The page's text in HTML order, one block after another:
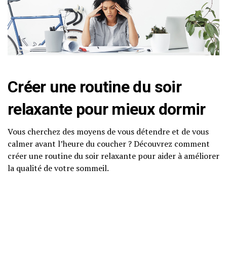
Créer une routine du soir
relaxante pour mieux dormir
Vous cherchez des moyens de vous détendre et de vous
calmer avant l’heure du coucher ? Découvrez comment
créer une routine du soir relaxante pour aider à améliorer
la qualité de votre sommeil.